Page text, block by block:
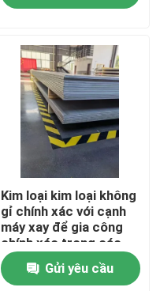
Kim loại kim loại không
gỉ chính xác với cạnh
máy xay để gia công
chính xác trong các
loại và kết thúc khác
nhau
Gửi yêu cầu